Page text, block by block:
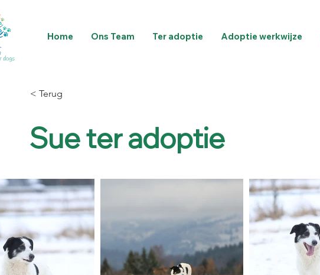
Home Ons Team Ter adoptie Adoptie werkwijze
< Terug
Sue ter adoptie